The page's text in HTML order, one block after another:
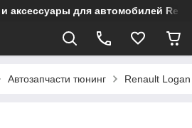
аксессуары для автомобилей
Автозапчасти тюнинг Renault Logan